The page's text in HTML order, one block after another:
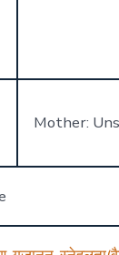
Mother: